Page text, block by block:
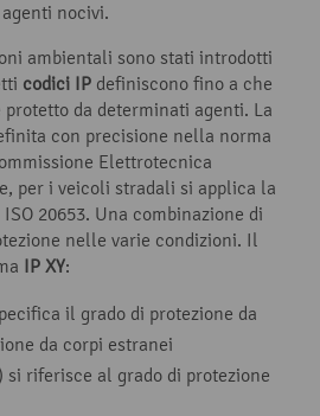
nocivi.
ambientali sono stati introdotti
codici IP definiscono fino a che
da determinati agenti. La
con precisione nella norma
Elettrotecnica
per i veicoli stradali si applica la
20653. Una combinazione di
nelle varie condizioni. Il
IP XY:
il grado di protezione da
da corpi estranei
si riferisce al grado di protezione